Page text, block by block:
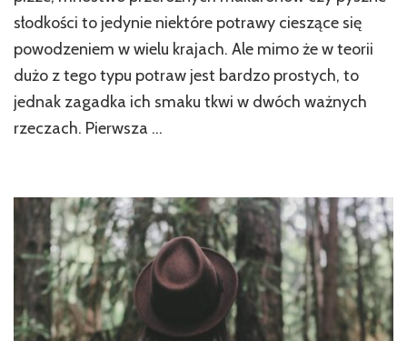
słodkości to jedynie niektóre potrawy cieszące się
powodzeniem w wielu krajach. Ale mimo że w teorii
dużo z tego typu potraw jest bardzo prostych, to
jednak zagadka ich smaku tkwi w dwóch ważnych
rzeczach. Pierwsza …